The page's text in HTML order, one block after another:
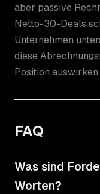
aber passive
Netto-30-Deals
Unternehmen
diese
Position auswirken.
FAQ
Was sind
Worten?